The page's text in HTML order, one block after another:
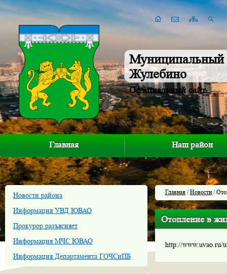
Муниципальный
Жулебино
Официальный сайт
Главная Наш район
Новости района
Информация УВД ЮВАО
Прокурор разъясняет
Информация МЧС ЮВАО
Информация Департамента ГОЧСиПБ
Главная /Новости/
Отопление в
http://www.uvao.ru/